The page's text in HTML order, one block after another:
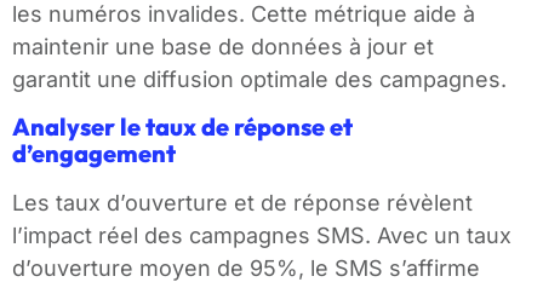
les numéros invalides. Cette métrique aide à
maintenir une base de données à jour et
garantit une diffusion optimale des campagnes.
Analyser le taux de réponse et
d’engagement
Les taux d’ouverture et de réponse révèlent
l’impact réel des campagnes SMS. Avec un taux
d’ouverture moyen de 95%, le SMS s’affirme